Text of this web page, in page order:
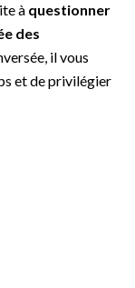
à questionner
des
il vous
et de privilégier